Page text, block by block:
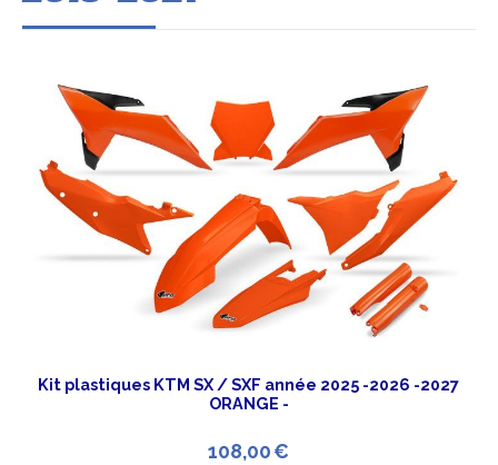
Kit plastiques KTM SX / SXF année 2025 -2026 -2027
ORANGE -
108,00€